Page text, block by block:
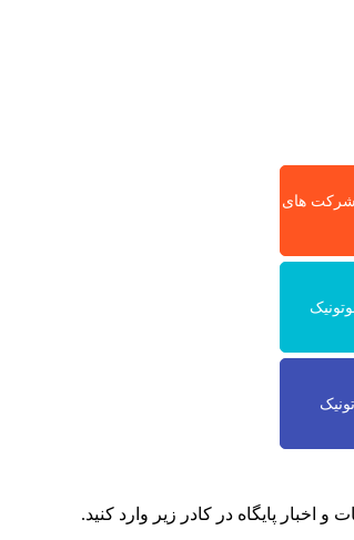
شرکت های
اخبار پایگاه در کادر زیر وارد کنید.